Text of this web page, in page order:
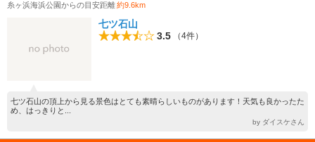
糸ヶ浜海浜公園からの目安距離約9.6km
七ツ石山
3.5
（4件）
七ツ石山の頂上から見る景色はとても素晴らしいものがあります！天気も良かったた
め、はっきりと...
by ダイスケさん